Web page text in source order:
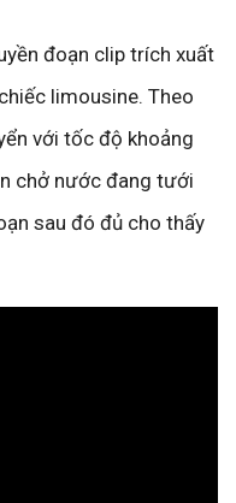
đoạn clip trích xuất
limousine. Theo
với tốc độ khoảng
chở nước đang tưới
sau đó đủ cho thấy